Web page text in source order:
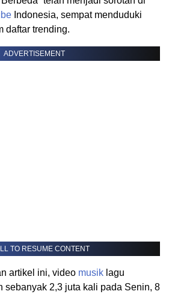
Indonesia, sempat menduduki
daftar trending.
ADVERTISEMENT
TO RESUME CONTENT
artikel ini, video musik lagu
sebanyak 2,3 juta kali pada Senin, 8